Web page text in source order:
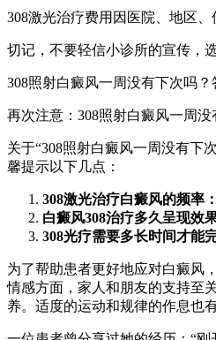
308激光治疗费用因医院、地区
切记，不要轻信小诊所的宣传，
308照射白癜风一周没有下次吗
再次注意：308照射白癜风一周
关于“308照射白癜风一周没有下
馨提示以下几点：
308激光治疗白癜风的频率：
白癜风308治疗多久呈现效
308光疗需要多长时间才能
为了帮助患者更好地应对白癜风
情感方面，家人和朋友的支持至
养。适度的运动和规律的作息也